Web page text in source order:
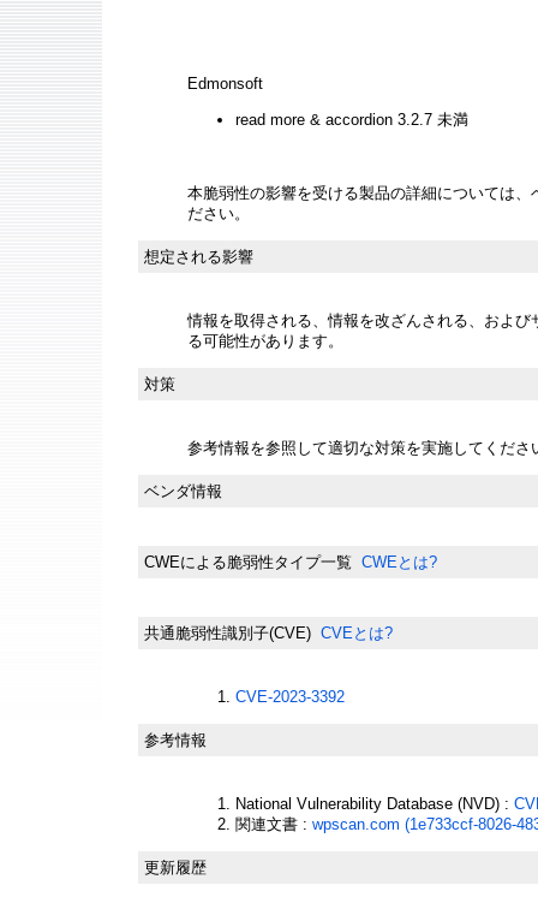
Edmonsoft
read more & accordion 3.2.7 未満
本脆弱性の影響を受ける製品の詳細については
ださい。
想定される影響
情報を取得される、情報を改ざんされる、およ
る可能性があります。
対策
参考情報を参照して適切な対策を実施してくださ
ベンダ情報
CWEによる脆弱性タイプ一覧 CWEとは?
共通脆弱性識別子(CVE) CVEとは?
CVE-2023-3392
参考情報
National Vulnerability Database (NVD) :
関連文書 : wpscan.com (1e733ccf-8026-
更新履歴